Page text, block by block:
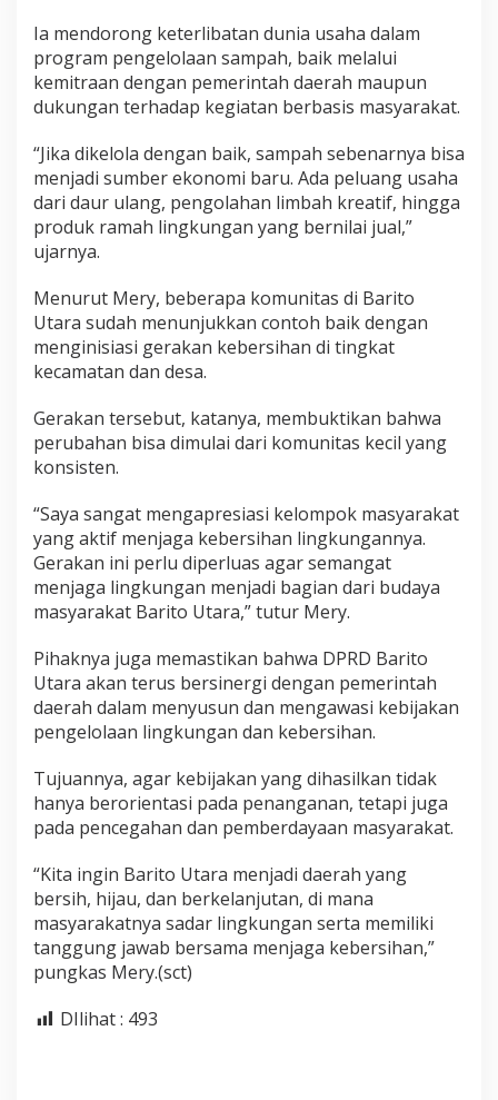
Ia mendorong keterlibatan dunia usaha dalam
program pengelolaan sampah, baik melalui
kemitraan dengan pemerintah daerah maupun
dukungan terhadap kegiatan berbasis masyarakat.
“Jika dikelola dengan baik, sampah sebenarnya bisa
menjadi sumber ekonomi baru. Ada peluang usaha
dari daur ulang, pengolahan limbah kreatif, hingga
produk ramah lingkungan yang bernilai jual,”
ujarnya.
Menurut Mery, beberapa komunitas di Barito
Utara sudah menunjukkan contoh baik dengan
menginisiasi gerakan kebersihan di tingkat
kecamatan dan desa.
Gerakan tersebut, katanya, membuktikan bahwa
perubahan bisa dimulai dari komunitas kecil yang
konsisten.
“Saya sangat mengapresiasi kelompok masyarakat
yang aktif menjaga kebersihan lingkungannya.
Gerakan ini perlu diperluas agar semangat
menjaga lingkungan menjadi bagian dari budaya
masyarakat Barito Utara,” tutur Mery.
Pihaknya juga memastikan bahwa DPRD Barito
Utara akan terus bersinergi dengan pemerintah
daerah dalam menyusun dan mengawasi kebijakan
pengelolaan lingkungan dan kebersihan.
Tujuannya, agar kebijakan yang dihasilkan tidak
hanya berorientasi pada penanganan, tetapi juga
pada pencegahan dan pemberdayaan masyarakat.
“Kita ingin Barito Utara menjadi daerah yang
bersih, hijau, dan berkelanjutan, di mana
masyarakatnya sadar lingkungan serta memiliki
tanggung jawab bersama menjaga kebersihan,”
pungkas Mery.(sct)
DIlihat : 493